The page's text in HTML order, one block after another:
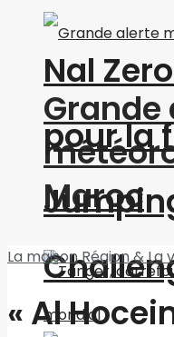
Grande
Maroc
Nal
pour la
La maisonRégion & La
« Al